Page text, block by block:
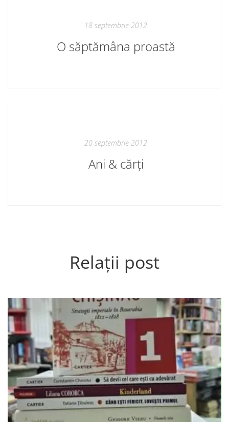
18 septembrie 2012
O săptămâna proastă
20 septembrie 2012
Ani & cărți
Relații post